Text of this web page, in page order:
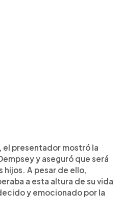
el presentador mostró la
y aseguró que será
hijos. A pesar de ello,
a esta altura de su vida
y emocionado por la